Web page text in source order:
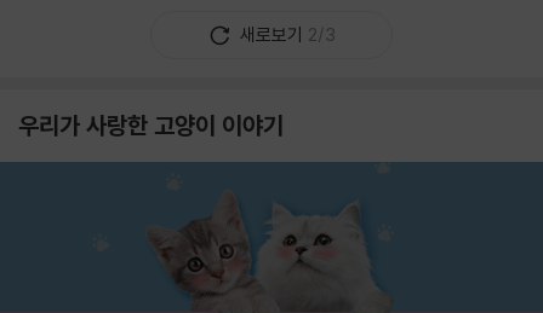
새로보기 2/3
우리가 사랑한 고양이 이야기